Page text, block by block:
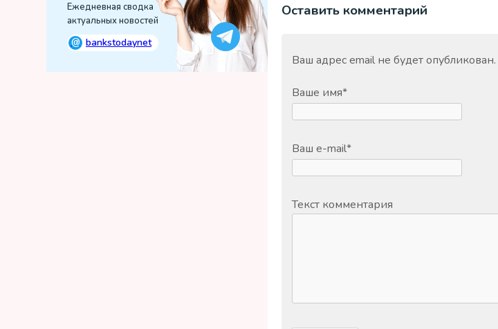
Ежедневная сводка
актуальных новостей
@ bankstodaynet
Оставить комментарий
Ваш адрес email не будет опубликован.
Ваше имя*
Ваш e-mail*
Текст комментария